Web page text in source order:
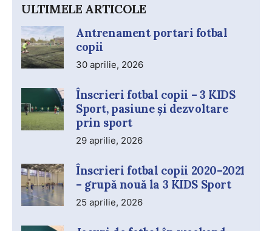
ULTIMELE ARTICOLE
Antrenament portari fotbal
copii
30 aprilie, 2026
Înscrieri fotbal copii – 3 KIDS
Sport, pasiune și dezvoltare
prin sport
29 aprilie, 2026
Înscrieri fotbal copii 2020–2021
– grupă nouă la 3 KIDS Sport
25 aprilie, 2026